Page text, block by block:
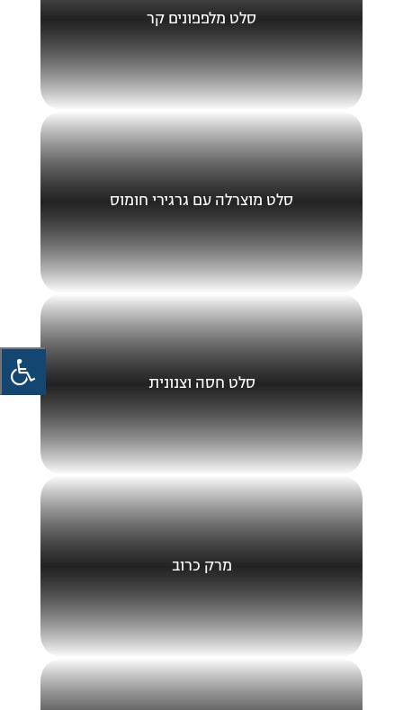
סלט מלפפונים קר
סלט מוצרלה עם גרגירי חומוס
סלט חסה וצנונית
מרק כרוב